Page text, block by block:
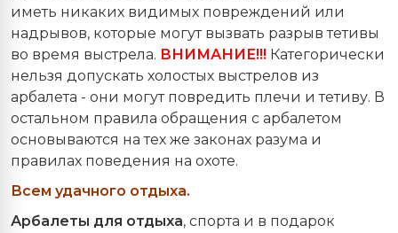
иметь никаких видимых повреждений или
надрывов, которые могут вызвать разрыв тетивы
во время выстрела. ВНИМАНИЕ!!! Категорически
нельзя допускать холостых выстрелов из
арбалета - они могут повредить плечи и тетиву. В
остальном правила обращения с арбалетом
основываются на тех же законах разума и
правилах поведения на охоте.
Всем удачного отдыха.
Арбалеты для отдыха, спорта и в подарок